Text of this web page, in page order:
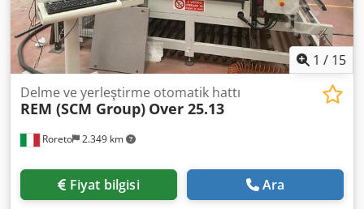
1 / 15
Roreto 2.349 km
Delme ve yerleştirme otomatik hattı
REM (SCM Group) Over 25.13
Fiyat bilgisi Ara